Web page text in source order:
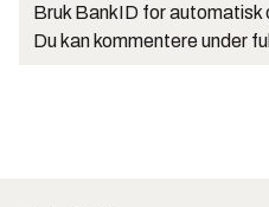
Bruk BankID for automatisk
Du kan kommentere under